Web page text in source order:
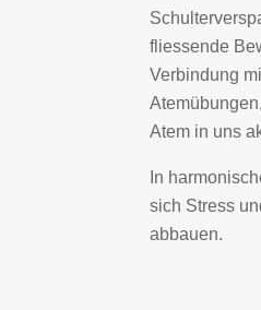
fliessende
Verbindung
Atem in uns
In
sich Stress
abbauen.